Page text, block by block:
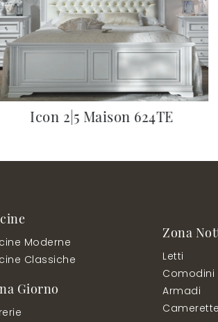
Icon 2|5 Maison 624TE
Moderne
Classiche
Giorno
Zona
Letti
Comodini
Armadi
Camerette